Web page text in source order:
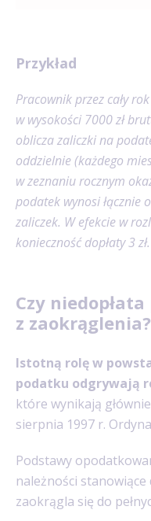
Przykład
Pracownik przez cały
w wysokości 7000 zł
oblicza zaliczki na
oddzielnie (każdego
w zeznaniu rocznym
podatek wynosi łącznie
zaliczek. W efekcie w
konieczność dopłaty 3 zł.
Czy
z zaokrąglenia?
Istotną rolę w
podatku odgrywają
które wynikają
sierpnia 1997 r.
Podstawy
należności
zaokrągla się do